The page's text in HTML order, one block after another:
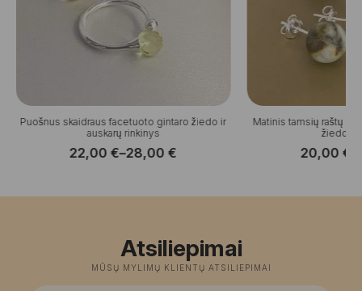
Puošnus skaidraus facetuoto gintaro žiedo ir
auskarų rinkinys
22,00€–28,00€
Price
Matinis tamsių raštų
žiedo
20,00 €
Atsiliepimai
MŪSŲ MYLIMŲ KLIENTŲ ATSILIEPIMAI